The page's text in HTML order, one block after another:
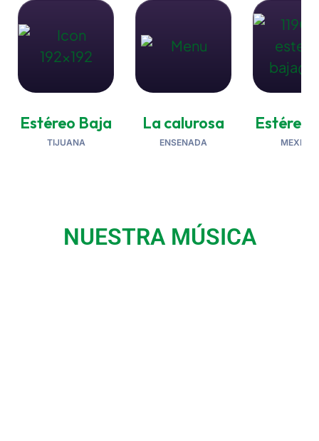
Estéreo Baja
TIJUANA
La calurosa
ENSENADA
Estéreo
NUESTRA MÚSICA